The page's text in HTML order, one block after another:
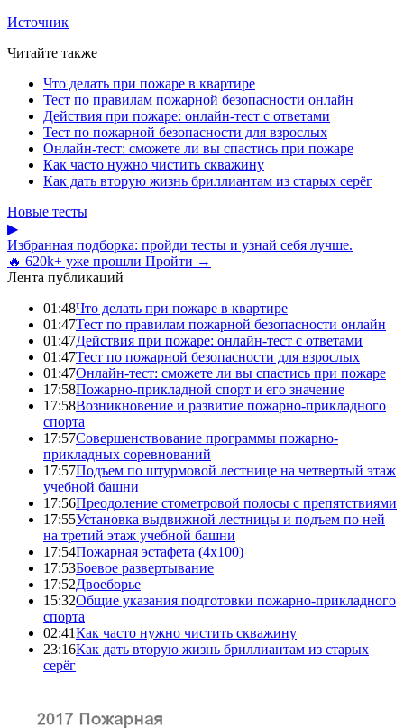
Источник
Читайте также
Что делать при пожаре в квартире
Тест по правилам пожарной безопасности онлайн
Действия при пожаре: онлайн-тест с ответами
Тест по пожарной безопасности для взрослых
Онлайн-тест: сможете ли вы спастись при пожаре
Как часто нужно чистить скважину
Как дать вторую жизнь бриллиантам из старых серёг
Новые тесты
▶
Избранная подборка: пройди тесты и узнай себя лучше.
🔥 620k+ уже прошли Пройти →
Лента публикаций
01:48Что делать при пожаре в квартире
01:47Тест по правилам пожарной безопасности онлайн
01:47Действия при пожаре: онлайн-тест с ответами
01:47Тест по пожарной безопасности для взрослых
01:47Онлайн-тест: сможете ли вы спастись при пожаре
17:58Пожарно-прикладной спорт и его значение
17:58Возникновение и развитие пожарно-прикладного
спорта
17:57Совершенствование программы пожарно-
прикладных соревнований
17:57Подъем по штурмовой лестнице на четвертый этаж
учебной башни
17:56Преодоление стометровой полосы с препятствиями
17:55Установка выдвижной лестницы и подъем по ней
на третий этаж учебной башни
17:54Пожарная эстафета (4x100)
17:53Боевое развертывание
17:52Двоеборье
15:32Общие указания подготовки пожарно-прикладного
спорта
02:41Как часто нужно чистить скважину
23:16Как дать вторую жизнь бриллиантам из старых
серёг